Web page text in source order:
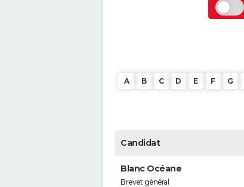
A B C D E F G
Candidat
Blanc Océane
Brevet général